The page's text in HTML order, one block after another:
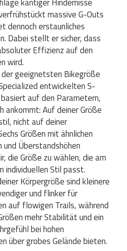
massive G-Outs
dennoch erstaunliches
Dabei stellt er sicher, dass
Effizienz auf den
wird.
geeignetsten Bikegröße
entwickelten S-
auf den Parametern,
ankommt: Auf deiner Größe
nicht auf deiner
Größen mit ähnlichen
und Überstandshöhen
die Größe zu wählen, die am
individuellen Stil passt.
Körpergröße sind kleinere
und flinker für
auf flowigen Trails, während
mehr Stabilität und ein
bei hohen
über grobes Gelände bieten.